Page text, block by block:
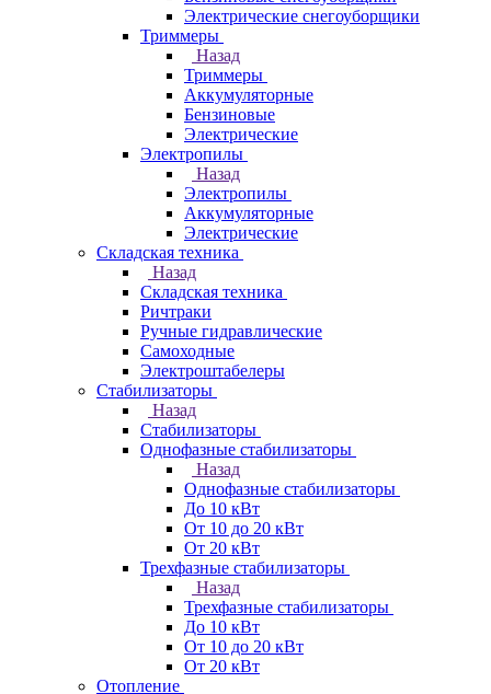
Электрические снегоуборщики
Триммеры
Назад
Триммеры
Аккумуляторные
Бензиновые
Электрические
Электропилы
Назад
Электропилы
Аккумуляторные
Электрические
Складская техника
Назад
Складская техника
Ричтраки
Ручные гидравлические
Самоходные
Электроштабелеры
Стабилизаторы
Назад
Стабилизаторы
Однофазные стабилизаторы
Назад
Однофазные стабилизаторы
До 10 кВт
От 10 до 20 кВт
От 20 кВт
Трехфазные стабилизаторы
Назад
Трехфазные стабилизаторы
До 10 кВт
От 10 до 20 кВт
От 20 кВт
Отопление